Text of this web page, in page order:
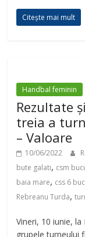
Citește mai mult
Handbal feminin
Rezultate
treia a
– Valoare
10/06/2022
bute galati, csm
baia mare, css 6
Rebreanu Turda,
Vineri, 10 iunie,
grupele turneului